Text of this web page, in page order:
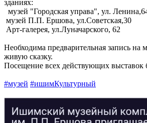
зданиях:
музей "Городская управа", ул.
музей П.П. Ершова, ул.Советская,30
Арт-галерея, ул.Луначарского, 62
Необходима предварительная запись на
живую сказку.
Посещение всех действующих выставок
#музей #ишимКультурный